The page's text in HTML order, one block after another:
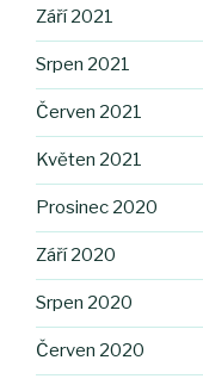
Září 2021
Srpen 2021
Červen 2021
Květen 2021
Prosinec 2020
Září 2020
Srpen 2020
Červen 2020